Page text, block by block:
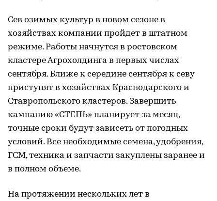
Сев озимых культур в новом сезоне в
хозяйствах компании пройдет в штатном
режиме. Работы начнутся в ростовском
кластере Агрохолдинга в первых числах
сентября. Ближе к середине сентября к севу
приступят в хозяйствах Краснодарского и
Ставропольского кластеров. Завершить
кампанию «СТЕПЬ» планирует за месяц,
точные сроки будут зависеть от погодных
условий. Все необходимые семена, удобрения,
ГСМ, техника и запчасти закуплены заранее и
в полном объеме.
На протяжении нескольких лет в